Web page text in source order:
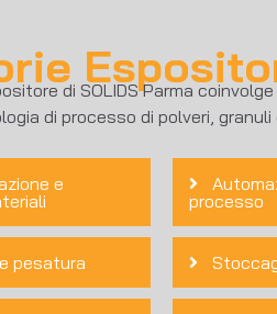
di SOLIDS Parma
di processo di polveri, granuli
e
pesatura
processo